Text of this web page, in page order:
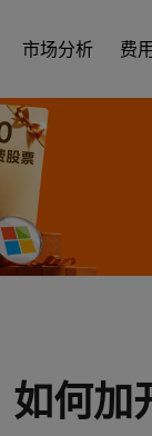
市场分析 费
如何加